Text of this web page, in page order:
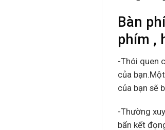
Bàn
phím ,
-Thói quen
của
của bạn sẽ
-Thường
bẩn kết